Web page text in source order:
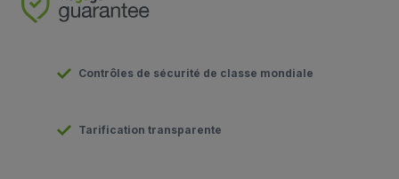
Contrôles de sécurité de classe mondiale
Tarification transparente